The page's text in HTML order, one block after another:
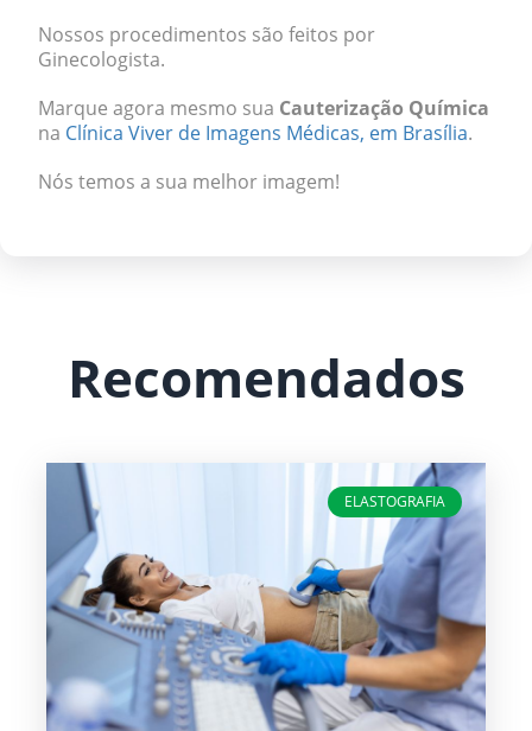
Nossos procedimentos são feitos por
Ginecologista.
Marque agora mesmo sua Cauterização Química
na Clínica Viver de Imagens Médicas, em Brasília.
Nós temos a sua melhor imagem!
Recomendados
ELASTOGRAFIA